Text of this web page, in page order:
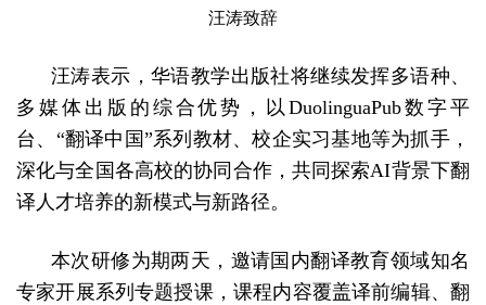
汪涛致辞
汪涛表示，华语教学出版社将继续发挥多语种、
多媒体出版的综合优势，以DuolinguaPub数字平
台、“翻译中国”系列教材、校企实习基地等为抓手，
深化与全国各高校的协同合作，共同探索AI背景下翻
译人才培养的新模式与新路径。
本次研修为期两天，邀请国内翻译教育领域知名
专家开展系列专题授课，课程内容覆盖译前编辑、翻